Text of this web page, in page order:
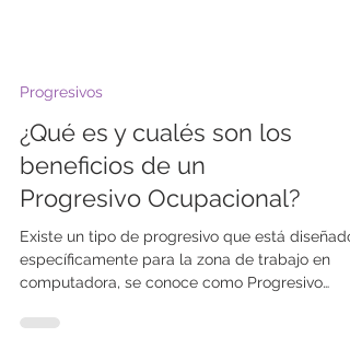
Progresivos
¿Qué es y cualés son los
beneficios de un
Progresivo Ocupacional?
Existe un tipo de progresivo que está diseñado
computadora, se conoce como Progresivo